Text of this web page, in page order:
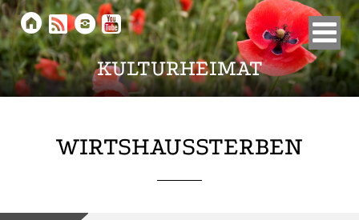
KULTURHEIMAT
    
WIRTSHAUSSTERBEN